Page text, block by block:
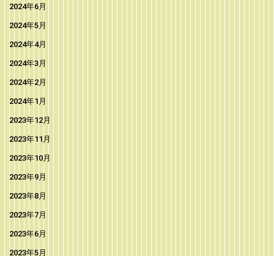
2024年6月
2024年5月
2024年4月
2024年3月
2024年2月
2024年1月
2023年12月
2023年11月
2023年10月
2023年9月
2023年8月
2023年7月
2023年6月
2023年5月